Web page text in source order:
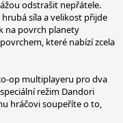
odstrašit nepřátele.
síla a velikost přijde
na povrch planety
které nabízí zcela
op multiplayeru pro dva
režim Dandori
hráčovi soupeříte o to,